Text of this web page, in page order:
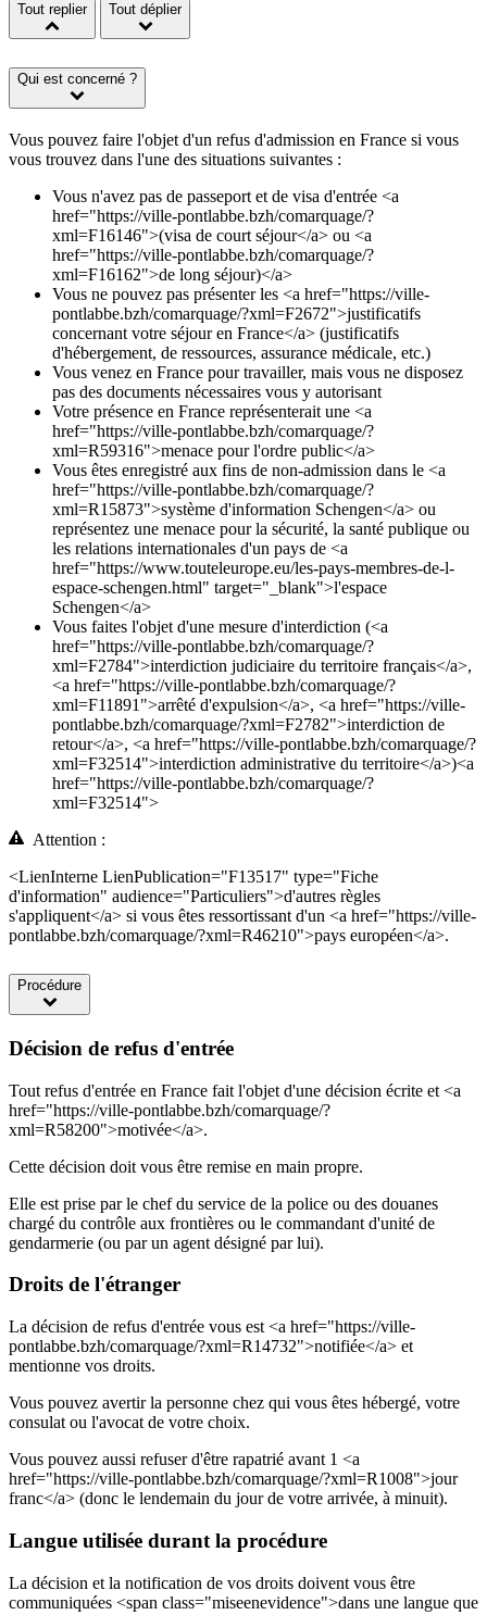
Tout replier Tout déplier
Qui est concerné ?
Vous pouvez faire l'objet d'un refus d'admission en France si vous
vous trouvez dans l'une des situations suivantes :
Vous n'avez pas de passeport et de visa d'entrée <a
href="https://ville-pontlabbe.bzh/comarquage/?
xml=F16146">(visa de court séjour</a> ou <a
href="https://ville-pontlabbe.bzh/comarquage/?
xml=F16162">de long séjour)</a>
Vous ne pouvez pas présenter les <a href="https://ville-
pontlabbe.bzh/comarquage/?xml=F2672">justificatifs
concernant votre séjour en France</a> (justificatifs
d'hébergement, de ressources, assurance médicale, etc.)
Vous venez en France pour travailler, mais vous ne disposez
pas des documents nécessaires vous y autorisant
Votre présence en France représenterait une <a
href="https://ville-pontlabbe.bzh/comarquage/?
xml=R59316">menace pour l'ordre public</a>
Vous êtes enregistré aux fins de non-admission dans le <a
href="https://ville-pontlabbe.bzh/comarquage/?
xml=R15873">système d'information Schengen</a> ou
représentez une menace pour la sécurité, la santé publique ou
les relations internationales d'un pays de <a
href="https://www.touteleurope.eu/les-pays-membres-de-l-
espace-schengen.html" target="_blank">l'espace
Schengen</a>
Vous faites l'objet d'une mesure d'interdiction (<a
href="https://ville-pontlabbe.bzh/comarquage/?
xml=F2784">interdiction judiciaire du territoire français</a>,
<a href="https://ville-pontlabbe.bzh/comarquage/?
xml=F11891">arrêté d'expulsion</a>, <a href="https://ville-
pontlabbe.bzh/comarquage/?xml=F2782">interdiction de
retour</a>, <a href="https://ville-pontlabbe.bzh/comarquage/?
xml=F32514">interdiction administrative du territoire</a>)<a
href="https://ville-pontlabbe.bzh/comarquage/?
xml=F32514">
Attention :
<LienInterne LienPublication="F13517" type="Fiche
d'information" audience="Particuliers">d'autres règles
s'appliquent</a> si vous êtes ressortissant d'un <a href="https://ville-
pontlabbe.bzh/comarquage/?xml=R46210">pays européen</a>.
Procédure
Décision de refus d'entrée
Tout refus d'entrée en France fait l'objet d'une décision écrite et <a
href="https://ville-pontlabbe.bzh/comarquage/?
xml=R58200">motivée</a>.
Cette décision doit vous être remise en main propre.
Elle est prise par le chef du service de la police ou des douanes
chargé du contrôle aux frontières ou le commandant d'unité de
gendarmerie (ou par un agent désigné par lui).
Droits de l'étranger
La décision de refus d'entrée vous est <a href="https://ville-
pontlabbe.bzh/comarquage/?xml=R14732">notifiée</a> et
mentionne vos droits.
Vous pouvez avertir la personne chez qui vous êtes hébergé, votre
consulat ou l'avocat de votre choix.
Vous pouvez aussi refuser d'être rapatrié avant 1 <a
href="https://ville-pontlabbe.bzh/comarquage/?xml=R1008">jour
franc</a> (donc le lendemain du jour de votre arrivée, à minuit).
Langue utilisée durant la procédure
La décision et la notification de vos droits doivent vous être
communiquées <span class="miseenevidence">dans une langue que